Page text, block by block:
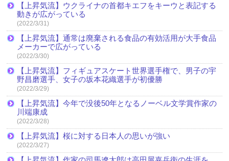
【上昇気流】ウクライナの首都キエフをキーウと表記する
動きが広がっている
(2022/3/31)
【上昇気流】通常は廃棄される食品の有効活用が大手食品
メーカーで広がっている
(2022/3/30)
【上昇気流】フィギュアスケート世界選手権で、男子の宇
野昌磨選手、女子の坂本花織選手が初優勝
(2022/3/29)
【上昇気流】今年で没後50年となるノーベル文学賞作家の
川端康成
(2022/3/28)
【上昇気流】桜に対する日本人の思いが強い
(2022/3/27)